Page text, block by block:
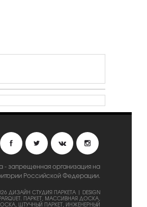
- запрещенная организация на
Российской Федерации.
ДИЗАЙН СТУДИЯ ПАРКЕТА | DESIGN
ПАРКЕТ, МАССИВНАЯ ДОСКА,
ШТУЧНЫЙ ПАРКЕТ, ИНЖЕНЕРНЫЙ